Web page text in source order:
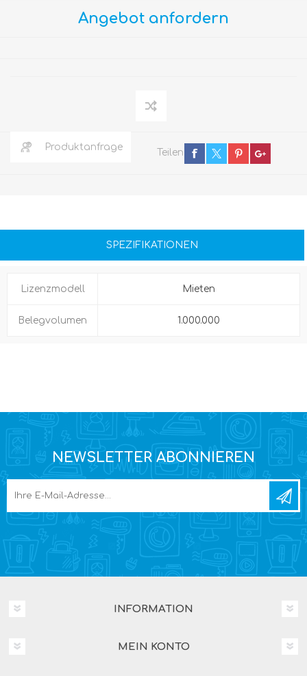
Angebot anfordern
Produktanfrage
Teilen
SPEZIFIKATIONEN
Lizenzmodell Mieten
Belegvolumen 1.000.000
NEWSLETTER ABONNIEREN
INFORMATION
MEIN KONTO